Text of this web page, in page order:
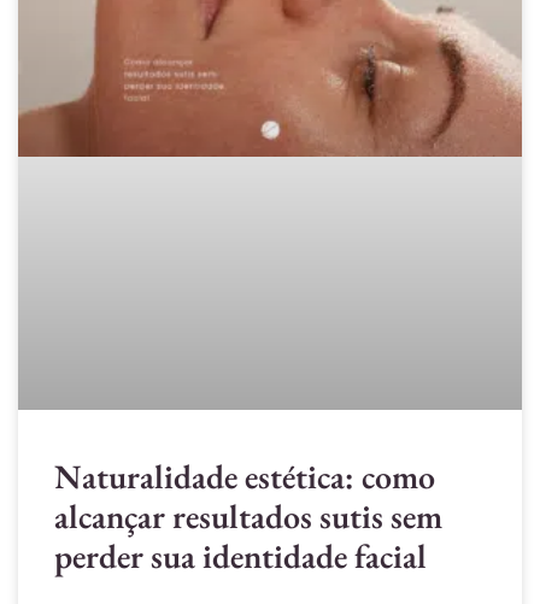
Naturalidade estética: como
alcançar resultados sutis sem
perder sua identidade facial